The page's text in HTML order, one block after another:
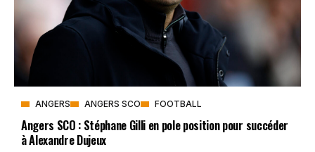
ANGERS ANGERS SCO FOOTBALL
Angers SCO : Stéphane Gilli en pole position pour succéder
à Alexandre Dujeux